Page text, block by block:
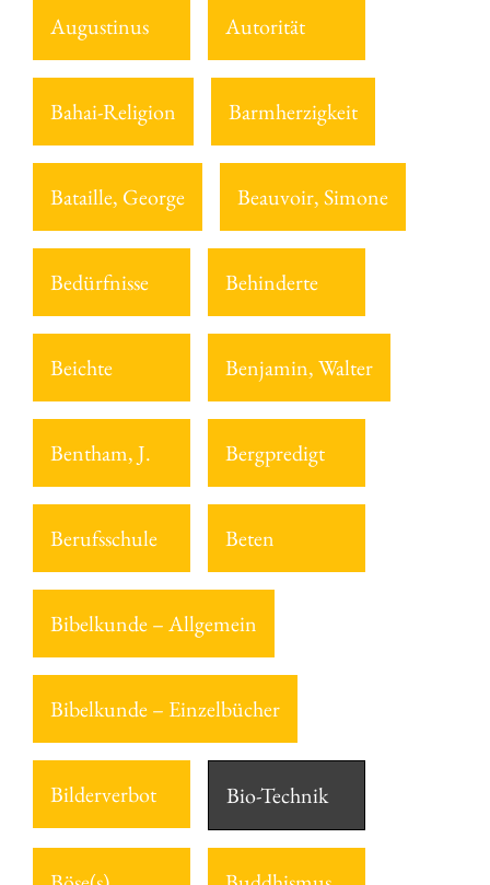
Augustinus Autorität
Bahai-Religion Barmherzigkeit
Bataille, George Beauvoir, Simone
Bedürfnisse Behinderte
Beichte Benjamin, Walter
Bentham, J. Bergpredigt
Berufsschule Beten
Bibelkunde – Allgemein
Bibelkunde – Einzelbücher
Bilderverbot Bio-Technik